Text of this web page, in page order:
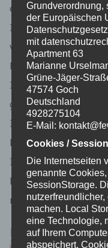
entsprechenden
Internetbrowsers
von Cookies
bereits gesetzte
Internetbrowser
gelöscht werden.
Internetbrowsern
Person die Setzung
Internetbrowser,
Funktionen unserer
nutzbar.
Erfassung von
Informationen
Grundverordnung,
der Europäischen
mit
Apartment 63
Marianne
Grüne-Jäger-
47574 Goch
Deutschland
4928275104
E-Mail:
Cookies /
Die Internetseiten
genannte
SessionStorage.
machen. Local
eine Technologie,
auf Ihrem
abspeichert.